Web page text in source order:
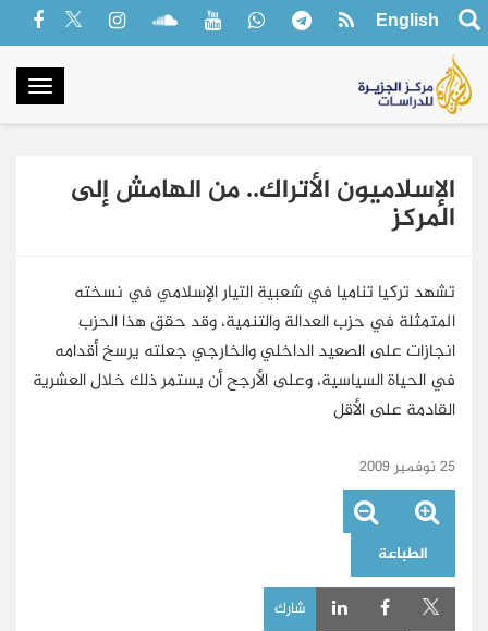
English
الإسلاميون الأتراك.. من الهامش إلى
المركز
تشهد تركيا تناميا في شعبية التيار الإسلامي في نسخته
المتمثلة في حزب العدالة والتنمية، وقد حقق هذا الحزب
انجازات على الصعيد الداخلي والخارجي جعلته يرسخ أقدامه
في الحياة السياسية، وعلى الأرجح أن يستمر ذلك خلال العشرية
القادمة على الأقل
25 نوفمبر 2009
الطباعة
شارك